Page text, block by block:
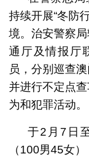
持续开展“冬防
境。治安警察
通厅及情报厅
员，分别巡查
并进行不定点
为和犯罪活动。
于2月7日
（100男45女